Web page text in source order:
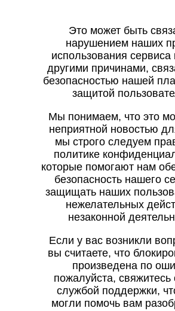
Это может быть
нарушением наших
использования
другими причинами,
безопасностью нашей
защитой
Мы понимаем, что это
неприятной новостью
мы строго следуем
политике
которые помогают нам
безопасность нашего
защищать наших
нежелательных
незаконной
Если у вас возникли
вы считаете, что
произведена по
пожалуйста,
службой поддержки,
могли помочь вам